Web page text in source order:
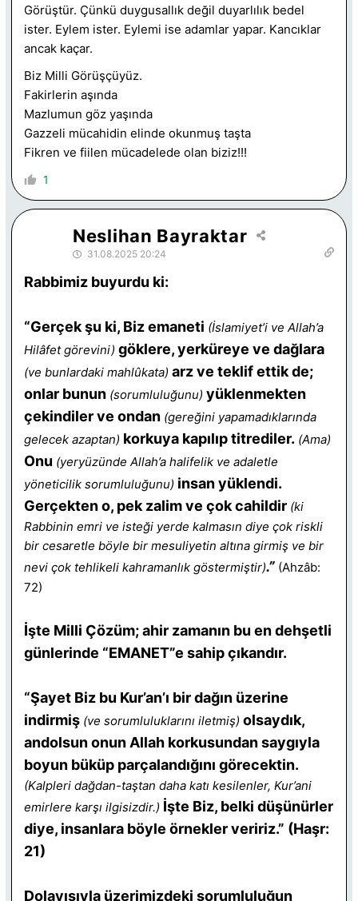
Görüştür. Çünkü duygusallık değil duyarlılık bedel
ister. Eylem ister. Eylemi ise adamlar yapar. Kancıklar
ancak kaçar.
Biz Milli Görüşçüyüz.
Fakirlerin aşında
Mazlumun göz yaşında
Gazzeli mücahidin elinde okunmuş taşta
Fikren ve fiilen mücadelede olan biziz!!!
1
Neslihan Bayraktar
31.08.2025 20:24
Rabbimiz buyurdu ki:
“Gerçek şu ki, Biz emaneti (İslamiyet’i ve Allah’a
Hilâfet görevini) göklere, yerküreye ve dağlara
(ve bunlardaki mahlûkata) arz ve teklif ettik de;
onlar bunun (sorumluluğunu) yüklenmekten
çekindiler ve ondan (gereğini yapamadıklarında
gelecek azaptan) korkuya kapılıp titrediler. (Ama)
Onu (yeryüzünde Allah’a halifelik ve adaletle
yöneticilik sorumluluğunu) insan yüklendi.
Gerçekten o, pek zalim ve çok cahildir (ki
Rabbinin emri ve isteği yerde kalmasın diye çok riskli
bir cesaretle böyle bir mesuliyetin altına girmiş ve bir
nevi çok tehlikeli kahramanlık göstermiştir).” (Ahzâb:
72)
İşte Milli Çözüm; ahir zamanın bu en dehşetli
günlerinde “EMANET”e sahip çıkandır.
“Şayet Biz bu Kur’an’ı bir dağın üzerine
indirmiş (ve sorumluluklarını iletmiş) olsaydık,
andolsun onun Allah korkusundan saygıyla
boyun büküp parçalandığını görecektin.
(Kalpleri dağdan-taştan daha katı kesilenler, Kur’ani
emirlere karşı ilgisizdir.) İşte Biz, belki düşünürler
diye, insanlara böyle örnekler veririz.” (Haşr:
21)
Dolayısıyla üzerimizdeki sorumluluğun